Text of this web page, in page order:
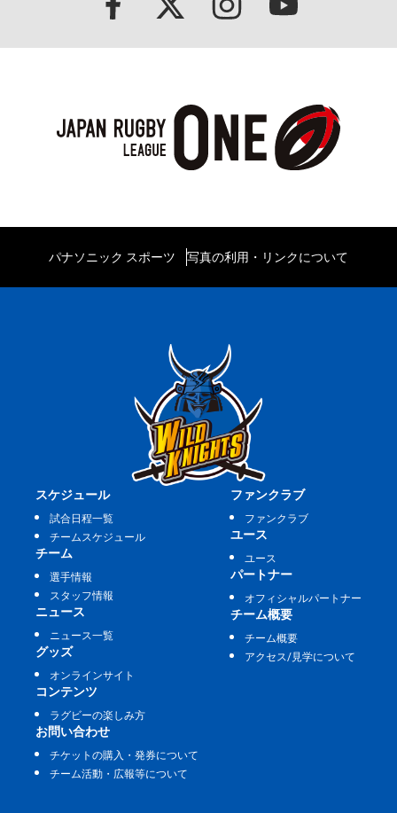
パナソニック スポーツ 写真の利用・リンクについて
スケジュール
試合日程一覧
チームスケジュール
チーム
選手情報
スタッフ情報
ニュース
ニュース一覧
グッズ
オンラインサイト
ファンクラブ
ファンクラブ
ユース
ユース
パートナー
オフィシャルパートナー
チーム概要
チーム概要
アクセス/見学について
コンテンツ
ラグビーの楽しみ方
お問い合わせ
チケットの購入・発券について
チーム活動・広報等について